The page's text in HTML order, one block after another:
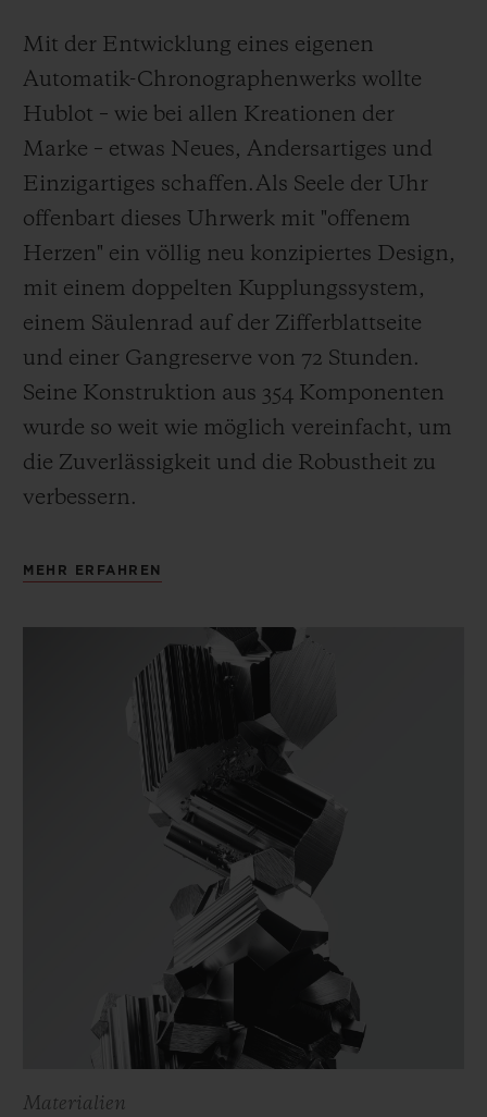
Mit der Entwicklung eines eigenen
Automatik-Chronographenwerks wollte
Hublot – wie bei allen Kreationen der
Marke – etwas Neues, Andersartiges und
Einzigartiges schaffen.Als Seele der Uhr
offenbart dieses Uhrwerk mit "offenem
Herzen" ein völlig neu konzipiertes Design,
mit einem doppelten Kupplungssystem,
einem Säulenrad auf der Zifferblattseite
und einer Gangreserve von 72 Stunden.
Seine Konstruktion aus 354 Komponenten
wurde so weit wie möglich vereinfacht, um
die Zuverlässigkeit und die Robustheit zu
verbessern.
MEHR ERFAHREN
Materialien